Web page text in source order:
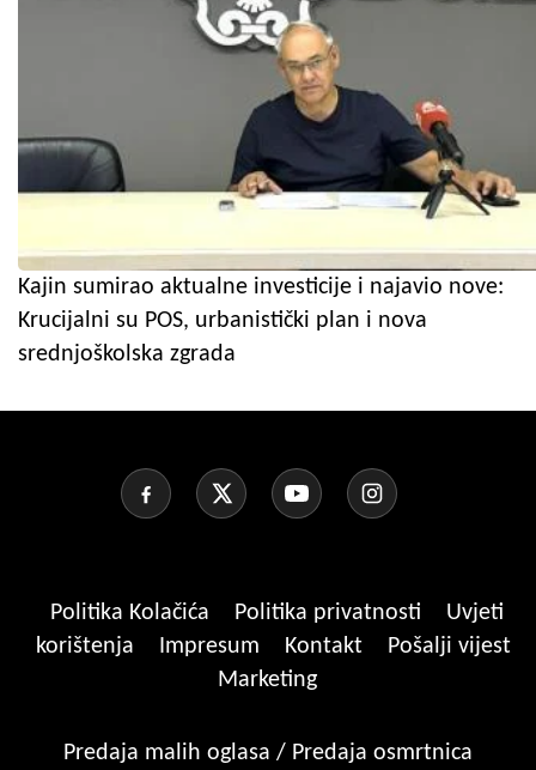
Kajin sumirao aktualne investicije i najavio nove:
Krucijalni su POS, urbanistički plan i nova
srednjoškolska zgrada
Politika Kolačića Politika privatnosti
Uvjeti
korištenja
Impresum Kontakt
Pošalji vijest
Marketing
Predaja malih oglasa / Predaja osmrtnica